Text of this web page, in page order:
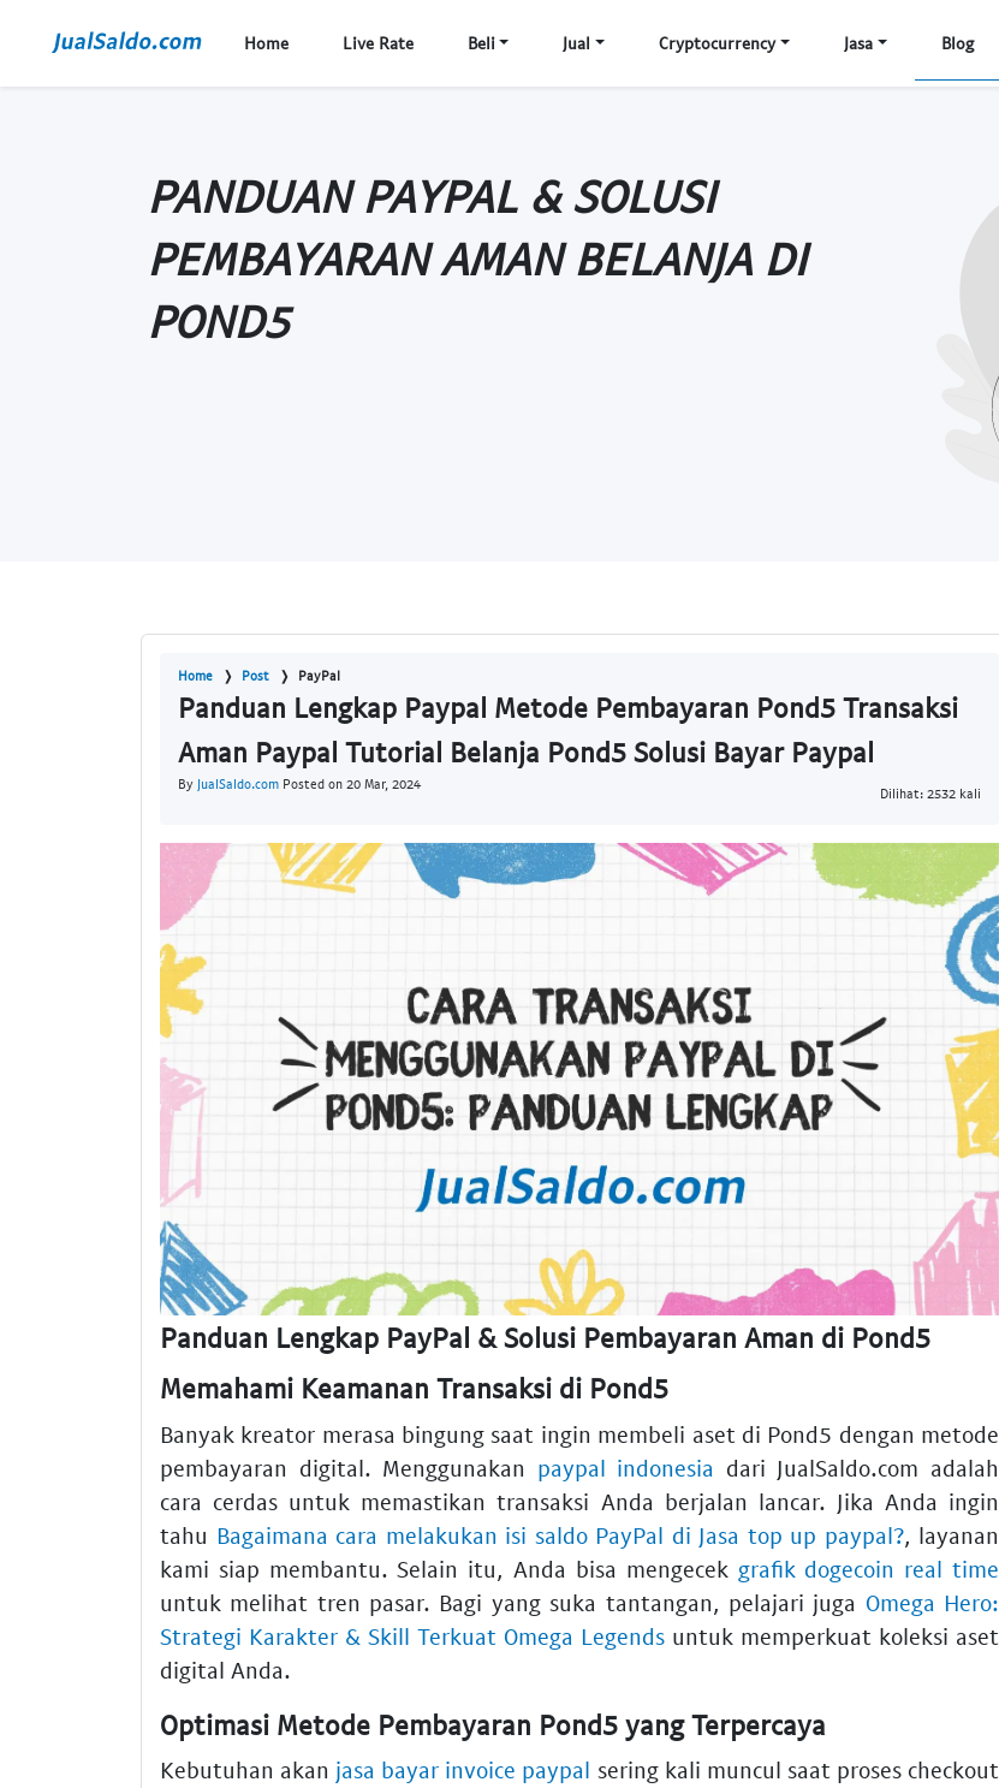
Home Live Rate Beli Jual Cryptocurrency Jasa Blog
PANDUAN PAYPAL & SOLUSI
PEMBAYARAN AMAN BELANJA DI
POND5
Home Post PayPal
Panduan Lengkap Paypal Metode Pembayaran Pond5 Transaksi
Aman Paypal Tutorial Belanja Pond5 Solusi Bayar Paypal
By JualSaldo.com Posted on 20 Mar, 2024
Dilihat: 2532 kali
Panduan Lengkap PayPal & Solusi Pembayaran Aman di Pond5
Memahami Keamanan Transaksi di Pond5
Banyak kreator merasa bingung saat ingin membeli aset di Pond5 dengan metode
pembayaran digital. Menggunakan paypal indonesia dari JualSaldo.com adalah
cara cerdas untuk memastikan transaksi Anda berjalan lancar. Jika Anda ingin
tahu Bagaimana cara melakukan isi saldo PayPal di Jasa top up paypal?, layanan
kami siap membantu. Selain itu, Anda bisa mengecek grafik dogecoin real time
untuk melihat tren pasar. Bagi yang suka tantangan, pelajari juga Omega Hero:
Strategi Karakter & Skill Terkuat Omega Legends untuk memperkuat koleksi aset
digital Anda.
Optimasi Metode Pembayaran Pond5 yang Terpercaya
Kebutuhan akan jasa bayar invoice paypal sering kali muncul saat proses checkout